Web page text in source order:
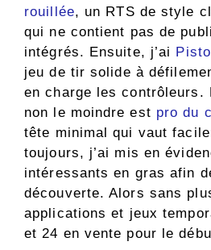
rouillée, un RTS de style
qui ne contient pas de
intégrés. Ensuite, j’ai
jeu de tir solide à
en charge les contrôleurs.
non le moindre est pro du
tête minimal qui vaut
toujours, j’ai mis en
intéressants en gras afin
découverte. Alors sans
applications et jeux
et 24 en vente pour le